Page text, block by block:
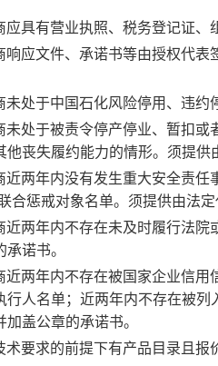
具有营业执照、税务登记证、
应文件、承诺书等由授权代
处于中国石化风险停用、违约
处于被责令停产停业、暂扣
他丧失履约能力的情形。须提
两年内没有发生重大安全责
合惩戒对象名单。须提供由法
两年内不存在未及时履行法
诺书。
两年内不存在被国家企业信
行人名单；近两年内不存在被
盖公章的承诺书。
要求的前提下有产品目录且报